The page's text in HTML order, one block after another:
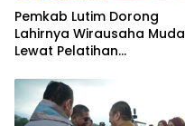
Pemkab Lutim Dorong
Lahirnya Wirausaha Muda
Lewat Pelatihan